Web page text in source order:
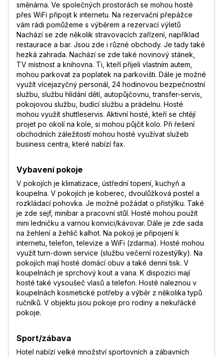
směnárna. Ve společných prostorách se mohou hosté
přes WiFi připojit k internetu. Na rezervační přepážce
vám rádi pomůžeme s výběrem a rezervací výletů
Nachází se zde několik stravovacích zařízení, například
restaurace a bar. Jsou zde i různé obchody. Je tady také
hezká zahrada. Nachází se zde také novinový stánek,
TV místnost a knihovna. Ti, kteří přijeli vlastním autem,
mohou parkovat za poplatek na parkovišti. Dále je možné
využít vícejazyčný personál, 24 hodinovou bezpečnostní
službu, službu hlídání dětí, autopůjčovnu, transfer-servis,
pokojovou službu, budící službu a prádelnu. Hosté
mohou využít shuttleservis. Aktivní hosté, kteří se chtějí
projet po okolí na kole, si mohou půjčit kolo. Při řešení
obchodních záležitostí mohou hosté využívat služeb
business centra, které nabízí fax.
Vybavení pokoje
V pokojích je klimatizace, ústřední topení, kuchyň a
koupelna. V pokojích je koberec, dvoulůžková postel a
rozkládací pohovka. Je možné požádat o přistýlku. Také
je zde sejf, minibar a pracovní stůl. Hosté mohou použít
mini ledničku a varnou konvici/kávovar. Dále je zde sada
na žehlení a žehlič kalhot. Na pokoji je připojení k
internetu, telefon, televize a WiFi (zdarma). Hosté mohou
využít turn-down service (službu večerní rozestýlky). Na
pokojích mají hosté domácí obuv a také denní tisk. V
koupelnách je sprchový kout a vana. K dispozici mají
hosté také vysoušeč vlasů a telefon. Hosté naleznou v
koupelnách kosmetické potřeby a výběr z několika typů
ručníků. V objektu jsou pokoje pro rodiny a nekuřácké
pokoje.
Sport/zábava
Hotel nabízí velké množství sportovních a zábavních